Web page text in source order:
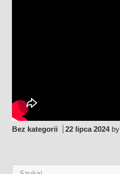
Bez kategorii 22 lipca 2024by
Szukaj: